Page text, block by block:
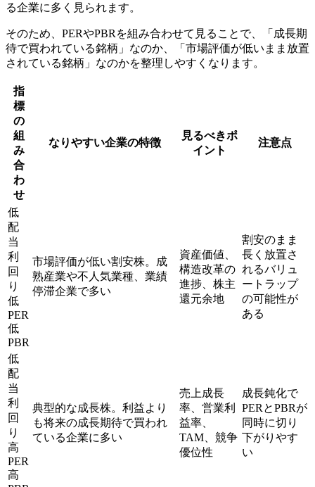
る企業に多く見られます。
そのため、PERやPBRを組み合わせて見ることで、「成長期
待で買われている銘柄」なのか、「市場評価が低いまま放置
されている銘柄」なのかを整理しやすくなります。
指
標
の
組
み
合
わ
せ
なりやすい企業の特徴
見るべきポ
イント
注意点
低
配
当
利
回
り
低
PER
低
PBR
市場評価が低い割安株。成
熟産業や不人気業種、業績
停滞企業で多い
資産価値、
構造改革の
進捗、株主
還元余地
割安のまま
長く放置さ
れるバリュ
ートラップ
の可能性が
ある
低
配
当
利
回
り
高
PER
高
典型的な成長株。利益より
も将来の成長期待で買われ
ている企業に多い
売上成長
率、営業利
益率、
TAM、競争
優位性
成長鈍化で
PERとPBRが
同時に切り
下がりやす
い